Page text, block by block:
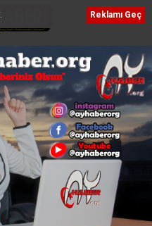
&
TÜM YAZILARI
1176 Video Galeri
Reklamı Geç